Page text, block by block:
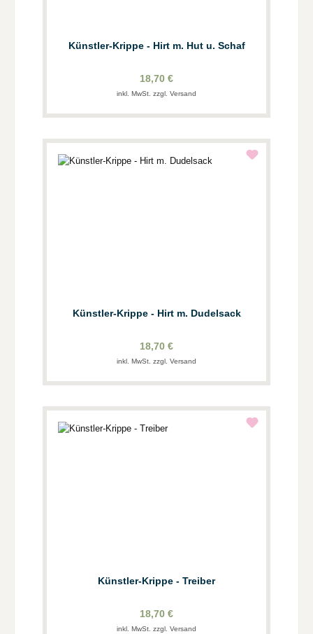
Künstler-Krippe - Hirt m. Hut u. Schaf
18,70 €
inkl. MwSt. zzgl. Versand
Künstler-Krippe - Hirt m. Dudelsack
18,70 €
inkl. MwSt. zzgl. Versand
Künstler-Krippe - Treiber
18,70 €
inkl. MwSt. zzgl. Versand